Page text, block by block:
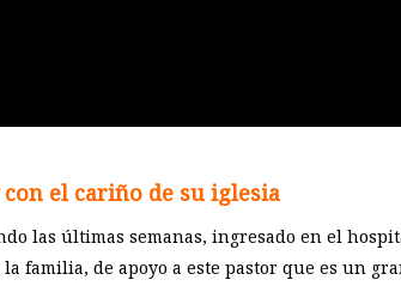
el cariño de su iglesia
las últimas semanas, ingresado en el
familia, de apoyo a este pastor que es un